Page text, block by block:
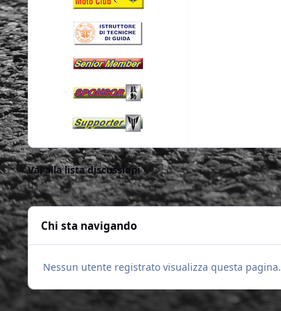
Vai alla lista discussioni
Chi sta navigando
Nessun utente registrato visualizza questa pagina.